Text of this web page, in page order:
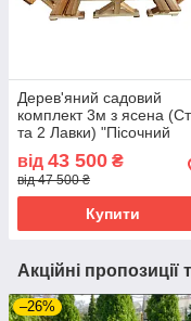
Дерев'яний садовий
комплект 3м з ясена
та 2 Лавки) "Пісочний
олія
від 43 500 ₴
від 47 500 ₴
Купити
Акційні пропозиції
–26%